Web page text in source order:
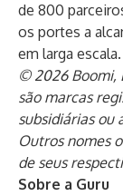
de 800
os portes a
em larga
© 2026 Boomi,
são marcas
subsidiárias ou
Outros nomes
de seus
Sobre a Guru